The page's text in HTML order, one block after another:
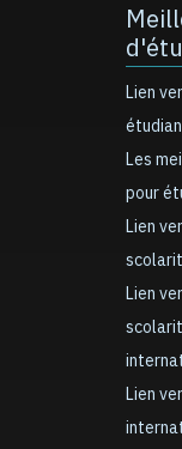
Lien
Les
pour
Lien
Lien
Lien